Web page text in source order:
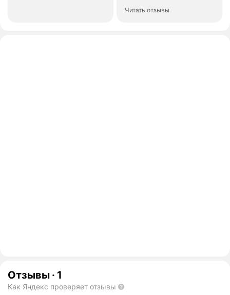
Читать отзывы
Отзывы · 1
Как Яндекс проверяет отзывы